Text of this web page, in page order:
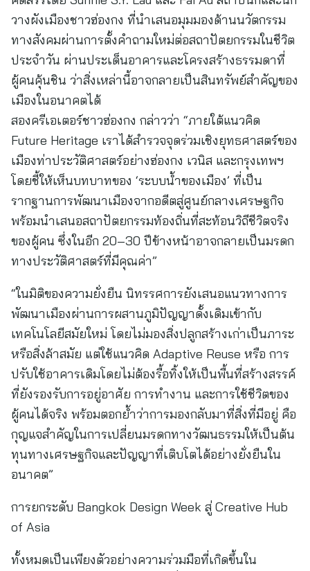
วางผังเมืองชาวฮ่องกง ที่นำเสนอมุมมองด้านนวัตกรรม
ทางสังคมผ่านการตั้งคำถามใหม่ต่อสถาปัตยกรรมในชีวิต
ประจำวัน ผ่านประเด็นอาคารและโครงสร้างธรรมดาที่
ผู้คนคุ้นชิน ว่าสิ่งเหล่านี้อาจกลายเป็นสินทรัพย์สำคัญของ
เมืองในอนาคตได้
สองครีเอเตอร์ชาวฮ่องกง กล่าวว่า “ภายใต้แนวคิด
Future Heritage เราได้สำรวจจุดร่วมเชิงยุทธศาสตร์ของ
เมืองท่าประวัติศาสตร์อย่างฮ่องกง เวนิส และกรุงเทพฯ
โดยชี้ให้เห็นบทบาทของ ‘ระบบน้ำของเมือง’ ที่เป็น
รากฐานการพัฒนาเมืองจากอดีตสู่ศูนย์กลางเศรษฐกิจ
พร้อมนำเสนอสถาปัตยกรรมท้องถิ่นที่สะท้อนวิถีชีวิตจริง
ของผู้คน ซึ่งในอีก 20–30 ปีข้างหน้าอาจกลายเป็นมรดก
ทางประวัติศาสตร์ที่มีคุณค่า”
“ในมิติของความยั่งยืน นิทรรศการยังเสนอแนวทางการ
พัฒนาเมืองผ่านการผสานภูมิปัญญาดั้งเดิมเข้ากับ
เทคโนโลยีสมัยใหม่ โดยไม่มองสิ่งปลูกสร้างเก่าเป็นภาระ
หรือสิ่งล้าสมัย แต่ใช้แนวคิด Adaptive Reuse หรือ การ
ปรับใช้อาคารเดิมโดยไม่ต้องรื้อทิ้งให้เป็นพื้นที่สร้างสรรค์
ที่ยังรองรับการอยู่อาศัย การทำงาน และการใช้ชีวิตของ
ผู้คนได้จริง พร้อมตอกย้ำว่าการมองกลับมาที่สิ่งที่มีอยู่ คือ
กุญแจสำคัญในการเปลี่ยนมรดกทางวัฒนธรรมให้เป็นต้น
ทุนทางเศรษฐกิจและปัญญาที่เติบโตได้อย่างยั่งยืนใน
อนาคต”
การยกระดับ Bangkok Design Week สู่ Creative Hub
of Asia
ทั้งหมดเป็นเพียงตัวอย่างความร่วมมือที่เกิดขึ้นใน